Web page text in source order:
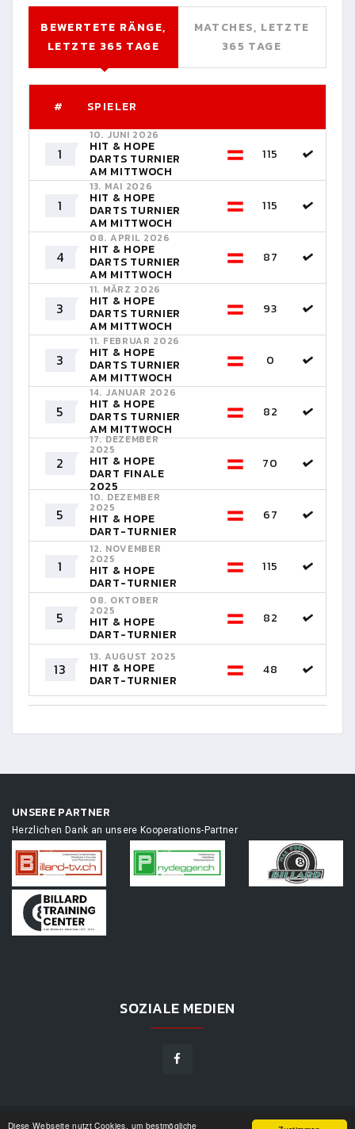
Diese Webseite nutzt Cookies, um bestmögliche
BEWERTETE RÄNGE,
LETZTE 365 TAGE
MATCHES, LETZTE
365 TAGE
# SPIELER
1
10. JUNI 2026
HIT & HOPE
DARTS TURNIER
AM MITTWOCH
115
1
13. MAI 2026
HIT & HOPE
DARTS TURNIER
AM MITTWOCH
115
4
08. APRIL 2026
HIT & HOPE
DARTS TURNIER
AM MITTWOCH
87
3
11. MÄRZ 2026
HIT & HOPE
DARTS TURNIER
AM MITTWOCH
93
3
11. FEBRUAR 2026
HIT & HOPE
DARTS TURNIER
AM MITTWOCH
0
5
14. JANUAR 2026
HIT & HOPE
DARTS TURNIER
AM MITTWOCH
82
2
17. DEZEMBER
2025
HIT & HOPE
DART FINALE
2025
70
5
10. DEZEMBER
2025
HIT & HOPE
DART-TURNIER
67
1
12. NOVEMBER
2025
HIT & HOPE
DART-TURNIER
115
5
08. OKTOBER
2025
HIT & HOPE
DART-TURNIER
82
13
13. AUGUST 2025
HIT & HOPE
DART-TURNIER
48
UNSERE PARTNER
Herzlichen Dank an unsere Kooperations-Partner
SOZIALE MEDIEN